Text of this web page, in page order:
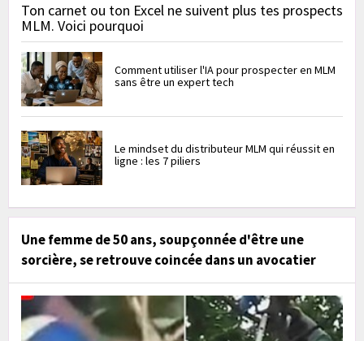
Ton carnet ou ton Excel ne suivent plus tes prospects
MLM. Voici pourquoi
Comment utiliser l'IA pour prospecter en MLM
sans être un expert tech
Le mindset du distributeur MLM qui réussit en
ligne : les 7 piliers
Une femme de 50 ans, soupçonnée d'être une
sorcière, se retrouve coincée dans un avocatier